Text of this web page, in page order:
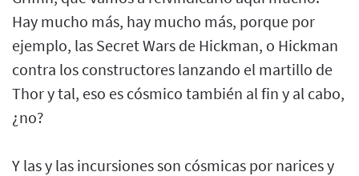
Hay mucho más, hay mucho más, porque por
ejemplo, las Secret Wars de Hickman, o Hickman
contra los constructores lanzando el martillo de
Thor y tal, eso es cósmico también al fin y al cabo,
¿no?
Y las y las incursiones son cósmicas por narices y